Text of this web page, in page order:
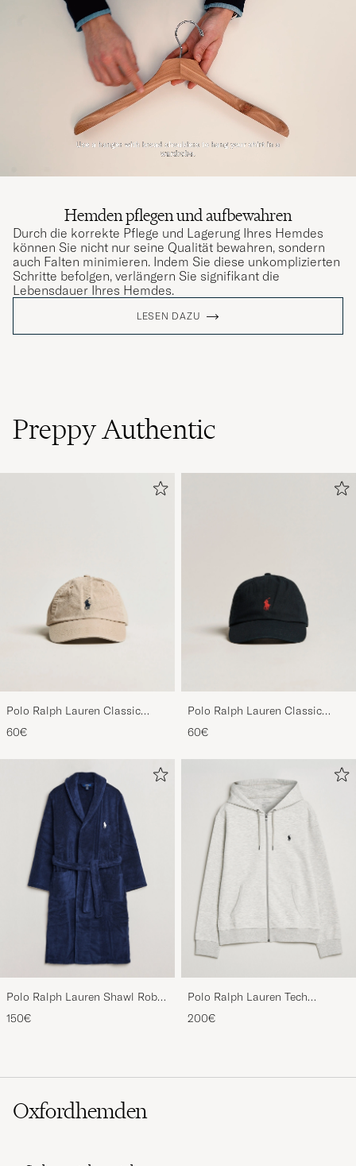
Hemden pflegen und aufbewahren
Durch die korrekte Pflege und Lagerung Ihres Hemdes
können Sie nicht nur seine Qualität bewahren, sondern
auch Falten minimieren. Indem Sie diese unkomplizierten
Schritte befolgen, verlängern Sie signifikant die
Lebensdauer Ihres Hemdes.
LESEN DAZU
Preppy Authentic
Polo Ralph Lauren Classic
Sports Cap Beige
60€
Polo Ralph Lauren Classic
Sports Cap Black
60€
Polo Ralph Lauren Shawl Robe
Navy
150€
Polo Ralph Lauren Tech
Performance Full Zip Light
Sport Heather
200€
Oxfordhemden